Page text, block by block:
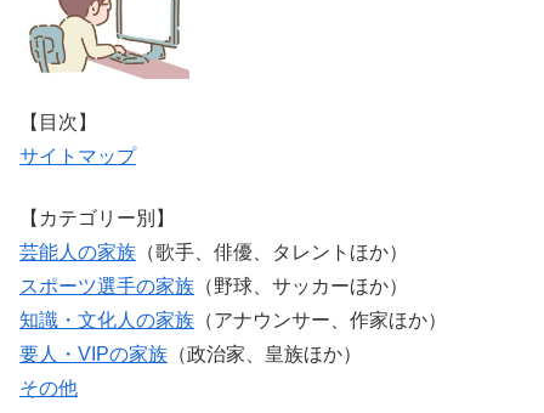
【目次】
サイトマップ
【カテゴリー別】
芸能人の家族 （歌手、俳優、タレントほか）
スポーツ選手の家族 （野球、サッカーほか）
知識・文化人の家族 （アナウンサー、作家ほか）
要人・VIPの家族 （政治家、皇族ほか）
その他